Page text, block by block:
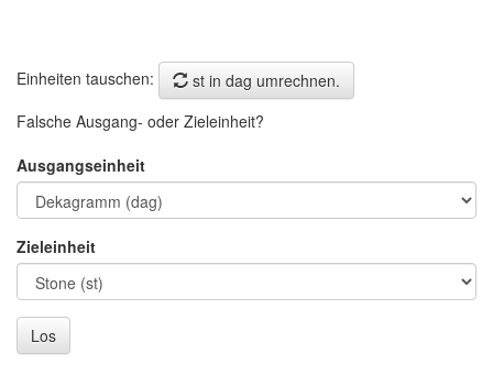
Einheiten tauschen:
st in dag umrechnen.
Falsche Ausgang- oder Zieleinheit?
Ausgangseinheit
Zieleinheit
Los